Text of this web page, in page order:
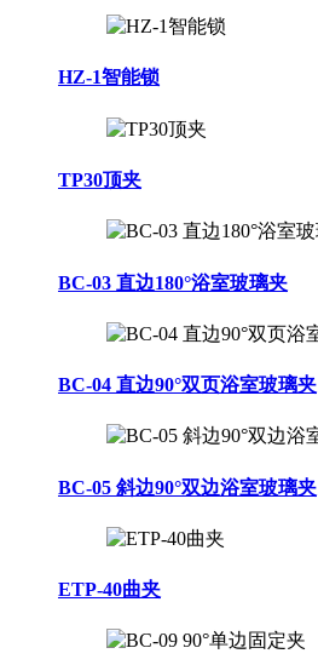
HZ-1智能锁
TP30顶夹
BC-03 直边180°浴室玻璃夹
BC-04 直边90°双页浴室玻璃夹
BC-05 斜边90°双边浴室玻璃夹
ETP-40曲夹